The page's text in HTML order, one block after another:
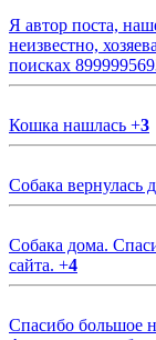
Я автор поста,
неизвестно,
поисках
Кошка нашлась +3
Собака вернулась
Собака дома.
сайта. +4
Спасибо большое